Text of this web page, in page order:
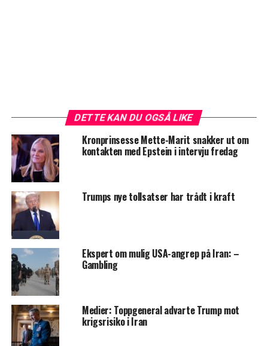
DETTE KAN DU OGSÅ LIKE
Kronprinsesse Mette-Marit snakker ut om
kontakten med Epstein i intervju fredag
Trumps nye tollsatser har trådt i kraft
Ekspert om mulig USA-angrep på Iran: –
Gambling
Medier: Toppgeneral advarte Trump mot
krigsrisiko i Iran